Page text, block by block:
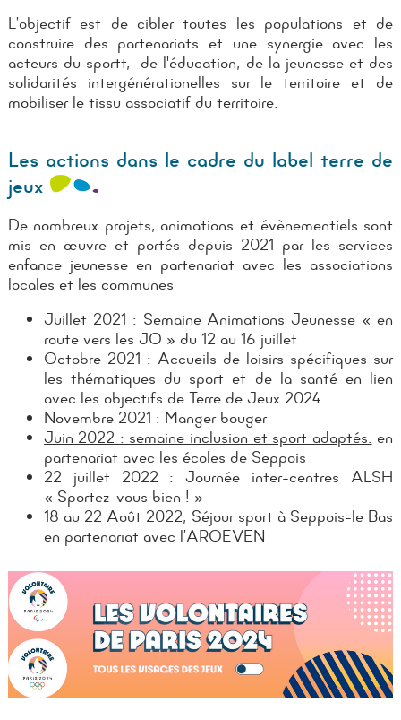
L’objectif est de cibler toutes les populations et de
construire des partenariats et une synergie avec les
acteurs du sportt, de l'éducation, de la jeunesse et des
solidarités intergénérationelles sur le territoire et de
mobiliser le tissu associatif du territoire.
Les actions dans le cadre du label terre de
jeux
De nombreux projets, animations et évènementiels sont
mis en œuvre et portés depuis 2021 par les services
enfance jeunesse en partenariat avec les associations
locales et les communes
Juillet 2021 : Semaine Animations Jeunesse « en
route vers les JO » du 12 au 16 juillet
Octobre 2021 : Accueils de loisirs spécifiques sur
les thématiques du sport et de la santé en lien
avec les objectifs de Terre de Jeux 2024.
Novembre 2021 : Manger bouger
Juin 2022 : semaine inclusion et sport adaptés. en
partenariat avec les écoles de Seppois
22 juillet 2022 : Journée inter-centres ALSH
« Sportez-vous bien ! »
18 au 22 Août 2022, Séjour sport à Seppois-le Bas
en partenariat avec l’AROEVEN